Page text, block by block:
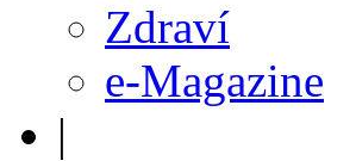
Zdraví
e-Magazine
|